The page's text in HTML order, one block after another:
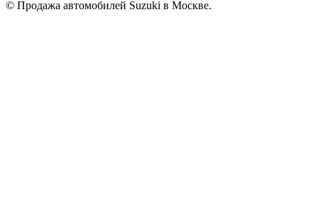
© Продажа автомобилей Suzuki в Москве.